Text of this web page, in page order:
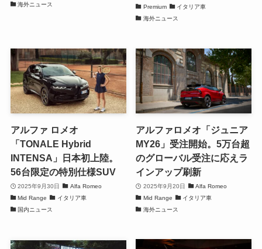
海外ニュース
Premium
イタリア車
海外ニュース
アルファ ロメオ
「TONALE Hybrid
INTENSA」日本初上陸。
56台限定の特別仕様SUV
2025年9月30日
Alfa Romeo
Mid Range
イタリア車
国内ニュース
アルファロメオ「ジュニア
MY26」受注開始。5万台超
のグローバル受注に応えラ
インアップ刷新
2025年9月20日
Alfa Romeo
Mid Range
イタリア車
海外ニュース